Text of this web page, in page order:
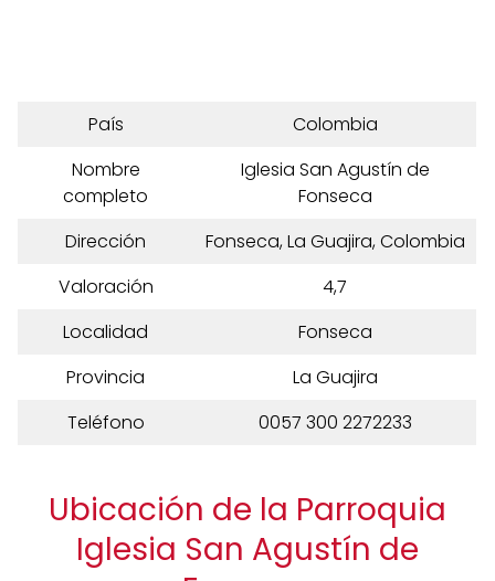
País
Colombia
Nombre
completo
Iglesia San Agustín de
Fonseca
Dirección
Fonseca, La Guajira, Colombia
Valoración
4,7
Localidad
Fonseca
Provincia
La Guajira
Teléfono
0057 300 2272233
Ubicación de la Parroquia
Iglesia San Agustín de